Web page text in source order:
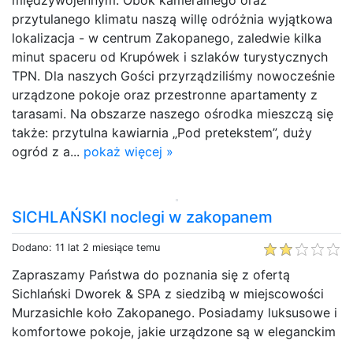
przytulanego klimatu naszą willę odróżnia wyjątkowa
lokalizacja - w centrum Zakopanego, zaledwie kilka
minut spaceru od Krupówek i szlaków turystycznych
TPN. Dla naszych Gości przyrządziliśmy nowocześnie
urządzone pokoje oraz przestronne apartamenty z
tarasami. Na obszarze naszego ośrodka mieszczą się
także: przytulna kawiarnia „Pod pretekstem”, duży
ogród z a... pokaż więcej »
SICHLAŃSKI noclegi w zakopanem
Dodano: 11 lat 2 miesiące temu
Zapraszamy Państwa do poznania się z ofertą
Sichlański Dworek & SPA z siedzibą w miejscowości
Murzasichle koło Zakopanego. Posiadamy luksusowe i
komfortowe pokoje, jakie urządzone są w eleganckim